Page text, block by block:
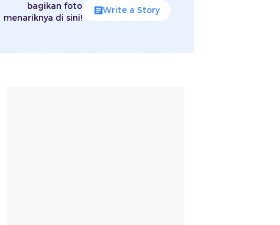
bagikan foto
menariknya di sini!
Write a Story